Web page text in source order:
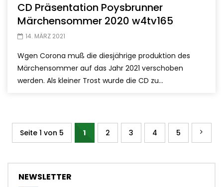
CD Präsentation Poysbrunner
Märchensommer 2020 w4tv165
14. MÄRZ 2021
Wgen Corona muß die diesjährige produktion des
Märchensommer auf das Jahr 2021 verschoben
werden. Als kleiner Trost wurde die CD zu...
Seite 1 von 5 1 2 3 4 5
NEWSLETTER